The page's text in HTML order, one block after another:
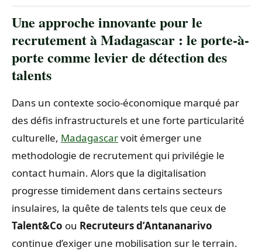
Une approche innovante pour le
recrutement à Madagascar : le porte-à-
porte comme levier de détection des
talents
Dans un contexte socio-économique marqué par
des défis infrastructurels et une forte particularité
culturelle, Madagascarvoit émerger une
methodologie de recrutement qui privilégie le
contact humain. Alors que la digitalisation
progresse timidement dans certains secteurs
insulaires, la quête de talents tels que ceux de
Talent&Co ou Recruteurs d’Antananarivo
continue d’exiger une mobilisation sur le terrain.